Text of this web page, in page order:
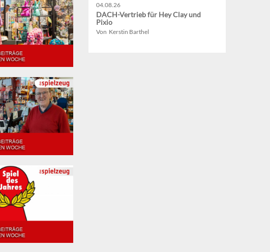
04.08.26
DACH-Vertrieb für Hey Clay und
Pixio
Von Kerstin Barthel